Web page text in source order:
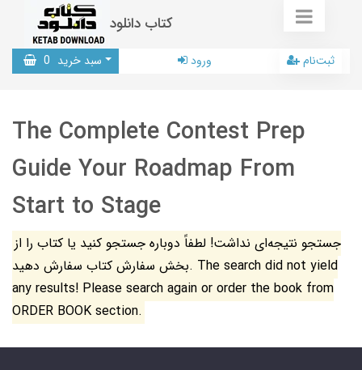
کتاب دانلود
سبد خرید 0 ورود ثبت‌نام
The Complete Contest Prep
Guide Your Roadmap From
Start to Stage
جستجو نتیجه‌ای نداشت! لطفاً دوباره جستجو کنید یا کتاب را از
بخش سفارش کتاب سفارش دهید. The search did not yield
any results! Please search again or order the book from
ORDER BOOK section.